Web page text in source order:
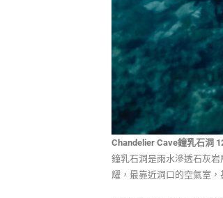
Chandelier Cave鐘乳石洞
鐘乳石洞是雨水滲透石灰
耀，最靠近洞口的空氣室，